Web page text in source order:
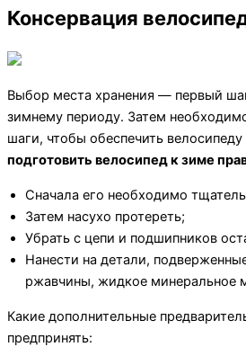
Консервация
Выбор места хранения — первый
зимнему периоду. Затем
шаги, чтобы обеспечить велосипеду
подготовить велосипед к зиме
Сначала его необходимо
Затем насухо протереть;
Убрать с цепи и подшипников
Нанести на детали,
ржавчины, жидкое минеральное
Какие дополнительные
предпринять: